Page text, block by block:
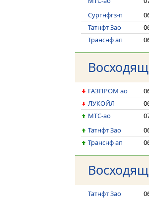
Сургнфгз-п
Татнфт 3ао
Транснф ап
ГАЗПРОМ ао
ЛУКОЙЛ
МТС-ао
Татнфт 3ао
Транснф ап
Татнфт 3ао